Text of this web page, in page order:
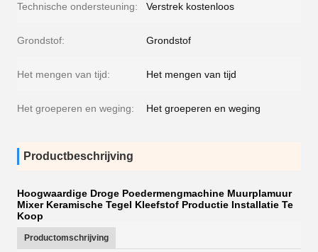
Technische ondersteuning: Verstrek kostenloos
Grondstof: Grondstof
Het mengen van tijd: Het mengen van tijd
Het groeperen en weging: Het groeperen en weging
Productbeschrijving
Hoogwaardige Droge Poedermengmachine Muurplamuur
Mixer Keramische Tegel Kleefstof Productie Installatie Te
Koop
Productomschrijving